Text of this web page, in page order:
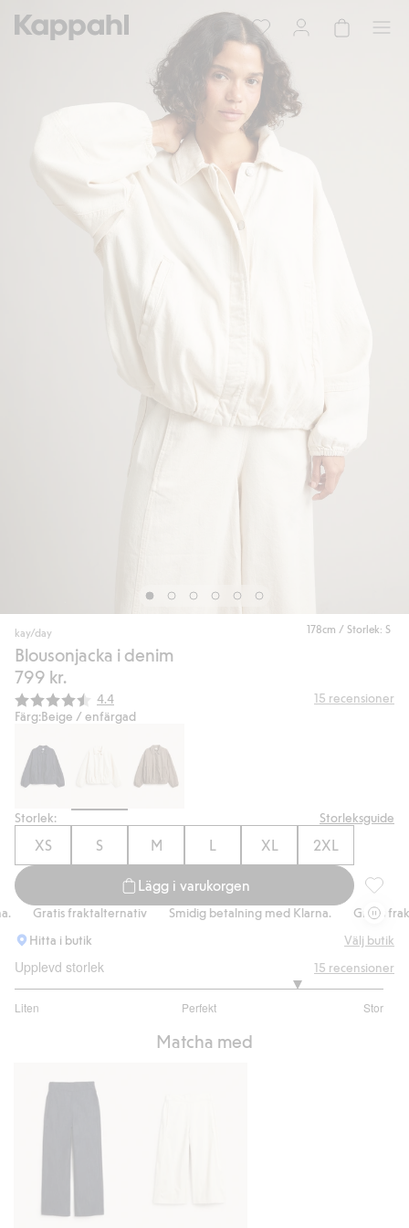
178cm / Storlek: S
kay/day
Blousonjacka i denim
799 kr.
Snittbetyg:
4.4 15 recensioner
Färg:Beige / enfärgad
Storlek: Storleksguide
XS S M L XL 2XL
Lägg i varukorgen
Gratis fraktalternativ Smidig betalning med Klarna.
Gratis
Hitta i butik
Välj butik
Upplevd storlek
Liten Perfekt Stor
utav
betyg
15 recensioner
Matcha med